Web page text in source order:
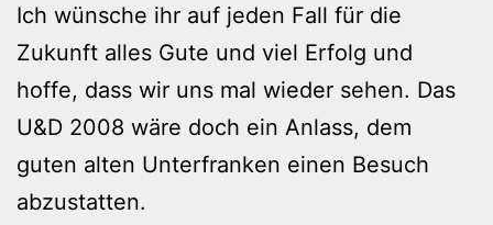
Ich wünsche ihr auf jeden Fall für die
Zukunft alles Gute und viel Erfolg und
hoffe, dass wir uns mal wieder sehen. Das
U&D 2008 wäre doch ein Anlass, dem
guten alten Unterfranken einen Besuch
abzustatten.